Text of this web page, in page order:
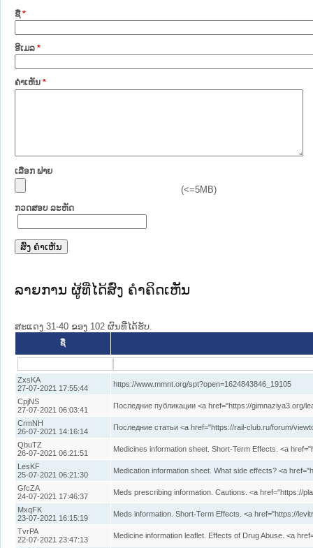
ຊື່*
ອີເມລ *
ຄໍາເຫັນ *
ເລືອກ ຟາຍ
(<=5MB)
ກວດສອບ ລະຫັດ
ລາຍການ ຜູ້ທີ່ໄດ້ສົ່ງ ຄໍາຄິດເຫັນ
ສະແດງ 31-40 ຂອງ 102 ຜົນທີ່ໄດ້ຮັບ.
ຊື່
ZxsKA
27-07-2021 17:55:44
https://www.mmnt.org/spt?open=1624843846_19105
CpjNS
27-07-2021 06:03:41
Последние публикации <a href="https://gimnaziya3.org/
CrmNH
26-07-2021 14:16:14
Последние статьи <a href="https://rail-club.ru/forum/
QbuTZ
26-07-2021 06:21:51
Medicines information sheet. Short-Term Effects. <a
LesKF
25-07-2021 06:21:30
Medication information sheet. What side effects? <a
GfcZA
24-07-2021 17:46:37
Meds prescribing information. Cautions. <a href="https://
MxqFK
23-07-2021 16:15:19
Meds information. Short-Term Effects. <a href="https://
TvrPA
22-07-2021 23:47:13
Medicine information leaflet. Effects of Drug Abuse. <a